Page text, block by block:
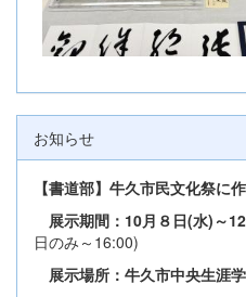
お知らせ
【書道部】牛久市民文化祭に
展示期間：10月８日(水)～
日のみ～16:00)
展示場所：牛久市中央生涯